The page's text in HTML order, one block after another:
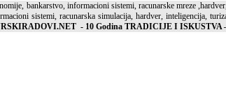
bankarstvo, informacioni sistemi, racunarske mreze
sistemi, racunarska simulacija, hardver, inteligencija,
- 10 Godina TRADICIJE I ISKUSTVA